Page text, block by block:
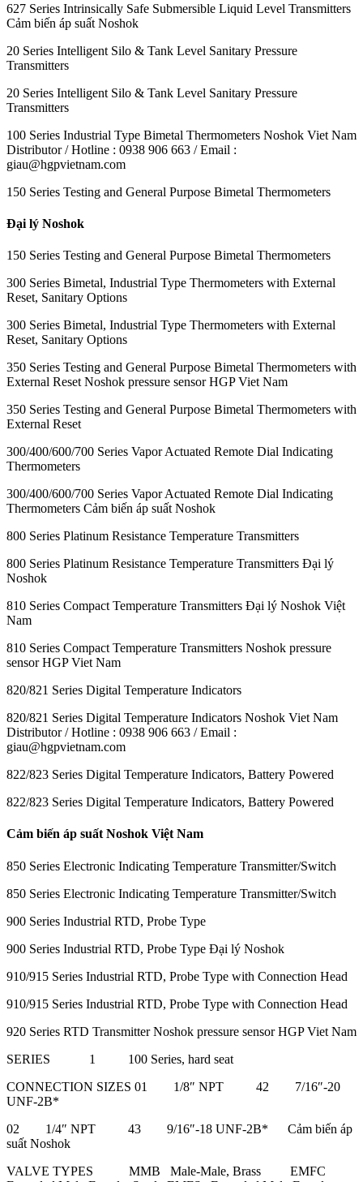
627 Series Intrinsically Safe Submersible Liquid Level Transmitters
Cảm biến áp suất Noshok
20 Series Intelligent Silo & Tank Level Sanitary Pressure
Transmitters
20 Series Intelligent Silo & Tank Level Sanitary Pressure
Transmitters
100 Series Industrial Type Bimetal Thermometers Noshok Viet Nam
Distributor / Hotline : 0938 906 663 / Email :
giau@hgpvietnam.com
150 Series Testing and General Purpose Bimetal Thermometers
Đại lý Noshok
150 Series Testing and General Purpose Bimetal Thermometers
300 Series Bimetal, Industrial Type Thermometers with External
Reset, Sanitary Options
300 Series Bimetal, Industrial Type Thermometers with External
Reset, Sanitary Options
350 Series Testing and General Purpose Bimetal Thermometers with
External Reset Noshok pressure sensor HGP Viet Nam
350 Series Testing and General Purpose Bimetal Thermometers with
External Reset
300/400/600/700 Series Vapor Actuated Remote Dial Indicating
Thermometers
300/400/600/700 Series Vapor Actuated Remote Dial Indicating
Thermometers Cảm biến áp suất Noshok
800 Series Platinum Resistance Temperature Transmitters
800 Series Platinum Resistance Temperature Transmitters Đại lý
Noshok
810 Series Compact Temperature Transmitters Đại lý Noshok Việt
Nam
810 Series Compact Temperature Transmitters Noshok pressure
sensor HGP Viet Nam
820/821 Series Digital Temperature Indicators
820/821 Series Digital Temperature Indicators Noshok Viet Nam
Distributor / Hotline : 0938 906 663 / Email :
giau@hgpvietnam.com
822/823 Series Digital Temperature Indicators, Battery Powered
822/823 Series Digital Temperature Indicators, Battery Powered
Cảm biến áp suất Noshok Việt Nam
850 Series Electronic Indicating Temperature Transmitter/Switch
850 Series Electronic Indicating Temperature Transmitter/Switch
900 Series Industrial RTD, Probe Type
900 Series Industrial RTD, Probe Type Đại lý Noshok
910/915 Series Industrial RTD, Probe Type with Connection Head
910/915 Series Industrial RTD, Probe Type with Connection Head
920 Series RTD Transmitter Noshok pressure sensor HGP Viet Nam
SERIES 1 100 Series, hard seat
CONNECTION SIZES 01 1/8″ NPT 42 7/16″-20
UNF-2B*
02 1/4″ NPT 43 9/16″-18 UNF-2B* Cảm biến áp
suất Noshok
VALVE TYPES MMB Male-Male, Brass EMFC